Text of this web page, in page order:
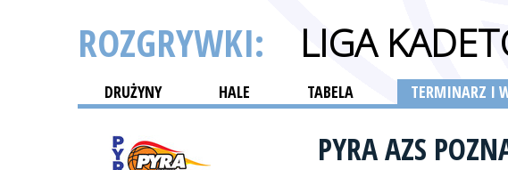
ROZGRYWKI: LIGA
DRUŻYNY HALE TABELA TERMINARZ I
PYRA AZS